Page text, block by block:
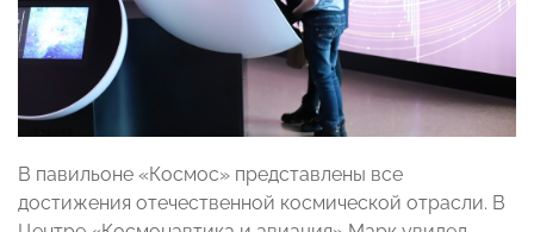
В павильоне «Космос» представлены все
достижения отечественной космической отрасли. В